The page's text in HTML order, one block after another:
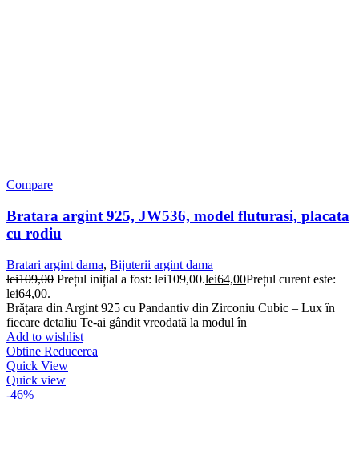
Compare
Bratara argint 925, JW536, model fluturasi, placata
cu rodiu
Bratari argint dama, Bijuterii argint dama
lei109,00 Prețul inițial a fost: lei109,00.lei64,00Prețul curent este:
lei64,00.
Brățara din Argint 925 cu Pandantiv din Zirconiu Cubic – Lux în
fiecare detaliu Te-ai gândit vreodată la modul în
Add to wishlist
Obtine Reducerea
Quick View
Quick view
-46%